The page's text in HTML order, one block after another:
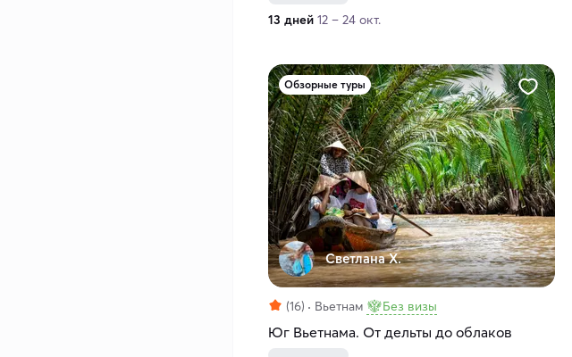
13 дней 12 – 24 окт.
Обзорные туры
Светлана Х.
(16) Вьетнам Без визы
Юг Вьетнама. От дельты до облаков